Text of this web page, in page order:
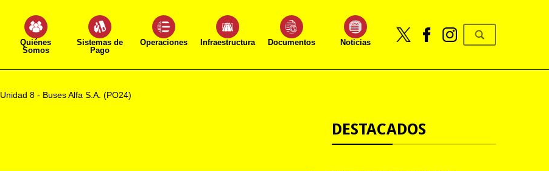
Quiénes
Somos
Sistemas de
Pago
Operaciones Infraestructura Documentos Noticias
Unidad 8 - Buses Alfa S.A. (PO24)
DESTACADOS